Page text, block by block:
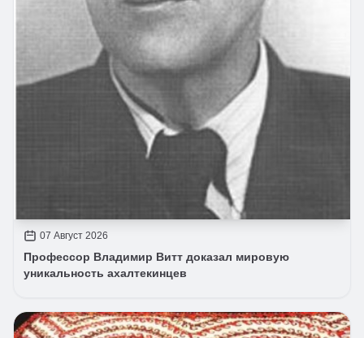
07 Август 2026
Профессор Владимир Витт доказал мировую
уникальность ахалтекинцев